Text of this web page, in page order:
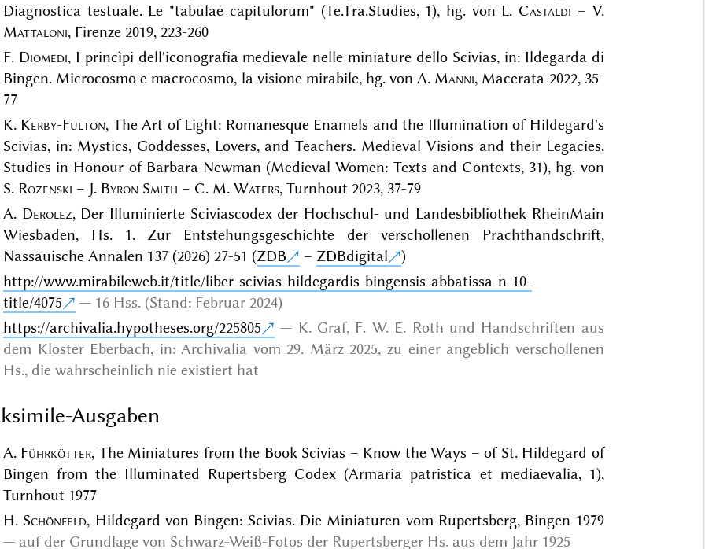
Diagnostica testuale. Le "tabulae capitulorum" (Te.Tra.Studies, 1), hg. von L. Castaldi – V.
Mattaloni, Firenze 2019, 223-260
F. Diomedi, I princìpi dell'iconografia medievale nelle miniature dello Scivias, in: Ildegarda di
Bingen. Microcosmo e macrocosmo, la visione mirabile, hg. von A. Manni, Macerata 2022, 35-
77
K. Kerby-Fulton, The Art of Light: Romanesque Enamels and the Illumination of Hildegard's
Scivias, in: Mystics, Goddesses, Lovers, and Teachers. Medieval Visions and their Legacies.
Studies in Honour of Barbara Newman (Medieval Women: Texts and Contexts, 31), hg. von
S. Rozenski – J. Byron Smith – C. M. Waters, Turnhout 2023, 37-79
A. Derolez, Der Illuminierte Sciviascodex der Hochschul- und Landesbibliothek RheinMain
Wiesbaden, Hs. 1. Zur Entstehungsgeschichte der verschollenen Prachthandschrift,
Nassauische Annalen 137 (2026) 27-51 (ZDB – ZDBdigital
)
http://www.mirabileweb.it/title/liber-scivias-hildegardis-bingensis-abbatissa-n-10-
title/4075
16 Hss. (Stand: Februar 2024)
https://archivalia.hypotheses.org/225805
K. Graf, F. W. E. Roth und Handschriften aus
dem Kloster Eberbach, in: Archivalia vom 29. März 2025, zu einer angeblich verschollenen
Hs., die wahrscheinlich nie existiert hat
Ausgaben
A. Führkötter, The Miniatures from the Book Scivias – Know the Ways – of St. Hildegard of
Bingen from the Illuminated Rupertsberg Codex (Armaria patristica et mediaevalia, 1),
Turnhout 1977
H. Schönfeld, Hildegard von Bingen: Scivias. Die Miniaturen vom Rupertsberg, Bingen 1979
auf der Grundlage von Schwarz-Weiß-Fotos der Rupertsberger Hs. aus dem Jahr 1925